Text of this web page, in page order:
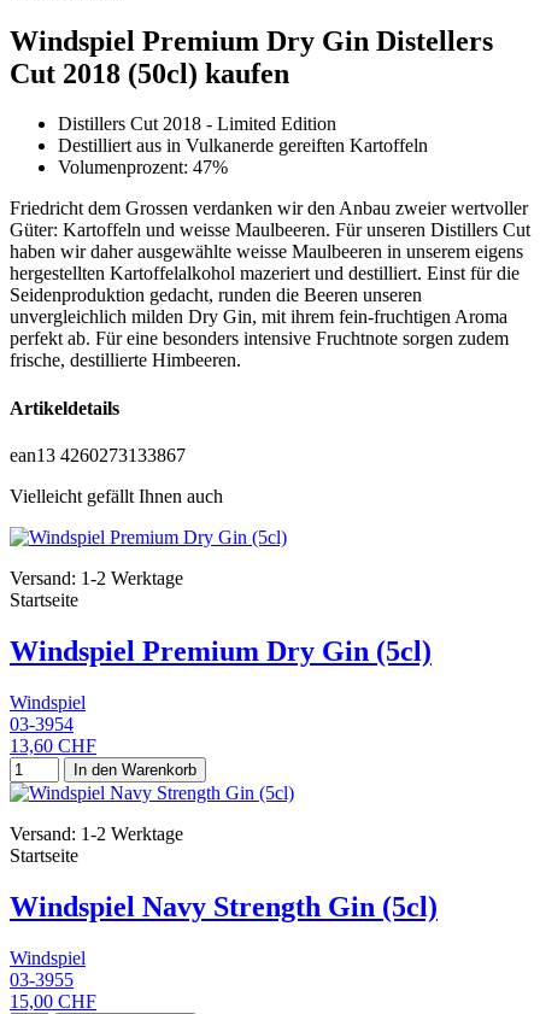
Windspiel Premium Dry Gin Distellers
Cut 2018 (50cl) kaufen
Distillers Cut 2018 - Limited Edition
Destilliert aus in Vulkanerde gereiften Kartoffeln
Volumenprozent: 47%
Friedricht dem Grossen verdanken wir den Anbau zweier wertvoller
Güter: Kartoffeln und weisse Maulbeeren. Für unseren Distillers Cut
haben wir daher ausgewählte weisse Maulbeeren in unserem eigens
hergestellten Kartoffelalkohol mazeriert und destilliert. Einst für die
Seidenproduktion gedacht, runden die Beeren unseren
unvergleichlich milden Dry Gin, mit ihrem fein-fruchtigen Aroma
perfekt ab. Für eine besonders intensive Fruchtnote sorgen zudem
frische, destillierte Himbeeren.
Artikeldetails
ean13 4260273133867
Vielleicht gefällt Ihnen auch
Versand: 1-2 Werktage
Startseite
Windspiel Premium Dry Gin (5cl)
Windspiel
03-3954
13,60 CHF
In den Warenkorb
Versand: 1-2 Werktage
Startseite
Windspiel Navy Strength Gin (5cl)
Windspiel
03-3955
15,00 CHF